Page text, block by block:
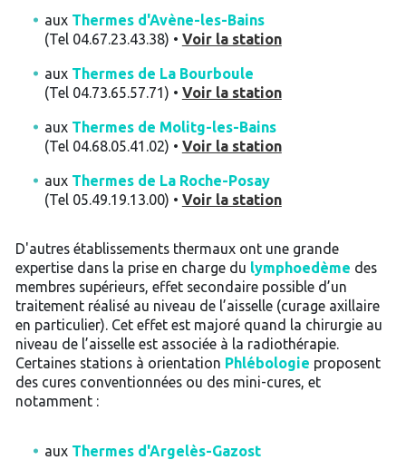
aux Thermes d'Avène-les-Bains
(Tel 04.67.23.43.38) • Voir la station
aux Thermes de La Bourboule
(Tel 04.73.65.57.71) • Voir la station
aux Thermes de Molitg-les-Bains
(Tel 04.68.05.41.02) • Voir la station
aux Thermes de La Roche-Posay
(Tel 05.49.19.13.00) • Voir la station
D'autres établissements thermaux ont une grande
expertise dans la prise en charge du lymphoedème des
membres supérieurs, effet secondaire possible d’un
traitement réalisé au niveau de l’aisselle (curage axillaire
en particulier). Cet effet est majoré quand la chirurgie au
niveau de l’aisselle est associée à la radiothérapie.
Certaines stations à orientation Phlébologie proposent
des cures conventionnées ou des mini-cures, et
notamment :
aux Thermes d'Argelès-Gazost